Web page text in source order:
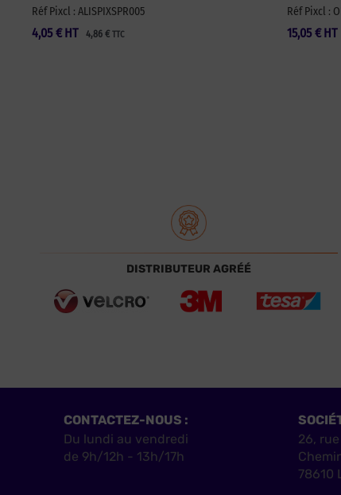
Réf Pixcl : ALISPIXSPR005
4,05 € 4,86 € TTC
HT
Réf Pixcl :
15,05 € HT
DISTRIBUTEUR AGRÉÉ
CONTACTEZ-NOUS :
Du lundi au vendredi
de 9h/12h - 13h/17h
26,
78610